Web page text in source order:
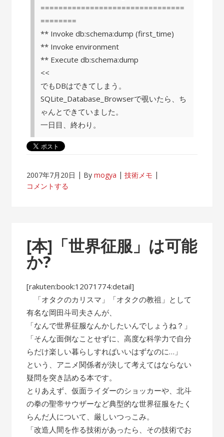
================================
========
** Invoke db:schema:dump (first_time)
** Invoke environment
** Execute db:schema:dump
<<
でもDBはできてしまう。
SQLite_Database_Browserで覗いたら、ち
ゃんとできていました。
一日目、終わり。
2007年7月20日 Bymogya
技術メモ
コメントする
[本]「世界征服」は可能
か?
[rakuten:book:12071774:detail]
「オタクのカリスマ」「オタクの教祖」として
有名な岡田斗司夫さんが、
「なんで世界征服なんかしたいんでしょうね？」
「そんな面倒なことせずに、高度な科学力で自分
らだけ楽しい暮らしすればいいはずなのに…」
という、アニメ関係者が決して考えてはならない
疑問を突き詰める本です。
とりあえず、仮面ライダーのショッカーや、北斗
の拳の聖帝サウザーなど典型的な世界征服をたく
らんだ人について、厳しいつっこみ。
「改造人間を作る技術があったら、その技術でお